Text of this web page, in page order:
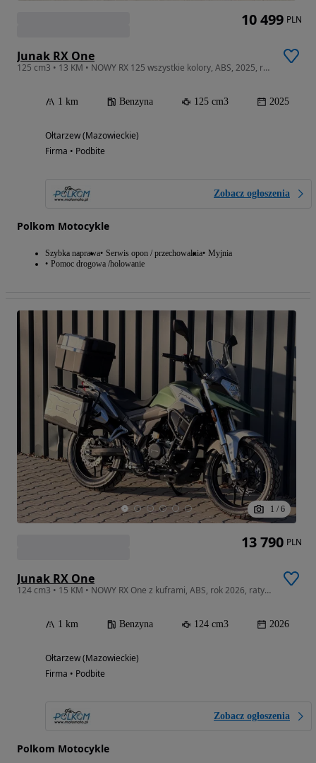
Junak RX One
125 cm3 • 13 KM • NOWY RX 125 wszystkie kolory, ABS, 2025, raty, transport, Wa-wa
1 km Benzyna 125 cm3 2025
Ołtarzew (Mazowieckie)
Firma • Podbite
Zobacz ogłoszenia
Polkom Motocykle
Szybka naprawa Serwis opon / przechowalnia Myjnia
Pomoc drogowa /holowanie
10 499 PLN
1 / 6
Junak RX One
124 cm3 • 15 KM • NOWY RX One z kuframi, ABS, rok 2026, raty, transport, Wa-wa
1 km Benzyna 124 cm3 2026
Ołtarzew (Mazowieckie)
Firma • Podbite
Zobacz ogłoszenia
Polkom Motocykle
13 790 PLN